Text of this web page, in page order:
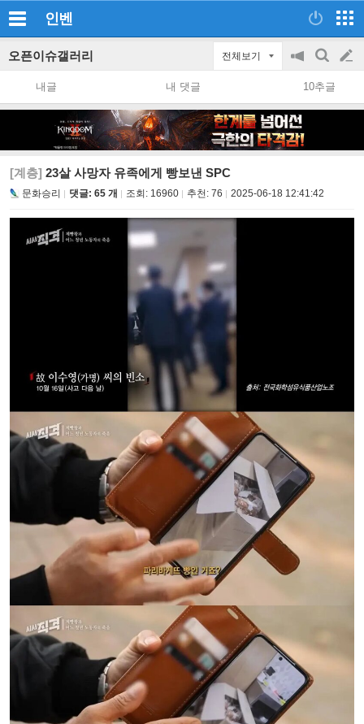
인벤
오픈이슈갤러리 전체보기
공
지
on/off
검
색
글
쓰
내글 내 댓글 10추글
[계층] 23살 사망자 유족에게 빵보낸 SPC
문화승리 댓글: 65 개 조회: 16960 추천: 76 2025-06-18 12:41:42